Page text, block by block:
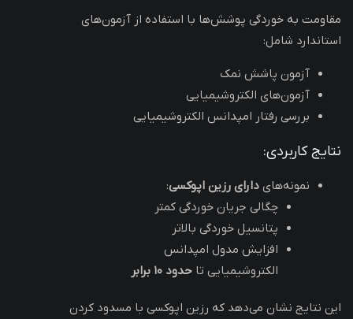
مقاومت به خوردگی پوشش‌ها با استفاده از آزمون‌های
استاندارد شامل:
آزمون پاشش نمک
آزمون‌های الکتروشیمیایی
بررسی رفتار امپدانس الکتروشیمیایی
نتایج کاربردی:
نمونه‌های دارای رزین اپوکسی:
چگالی جریان خوردگی کمتر
پتانسیل خوردگی بالاتر
افزایش مدول امپدانس
الکتروشیمیایی تا حدود ۱۰ برابر
این نتایج نشان می‌دهد که رزین اپوکسی با مسدود کردن